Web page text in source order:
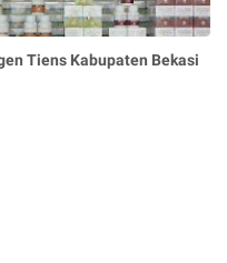
Tiens Kabupaten Bekasi